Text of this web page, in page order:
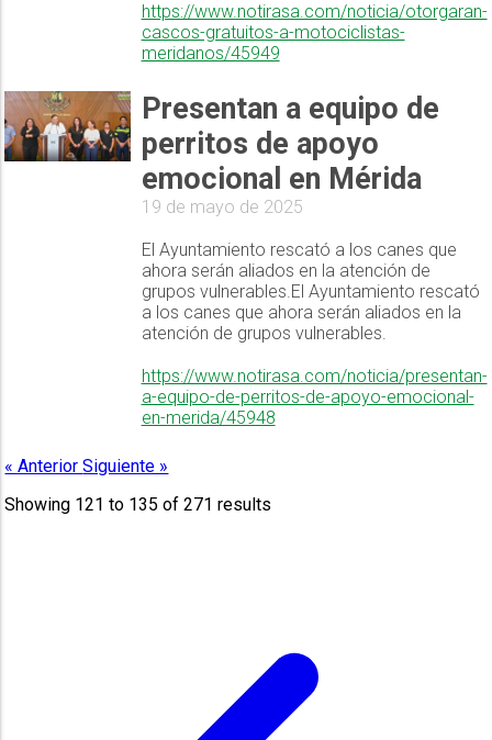
https://www.notirasa.com/noticia/otorgaran-
cascos-gratuitos-a-motociclistas-
meridanos/45949
Presentan a equipo de
perritos de apoyo
emocional en Mérida
19 de mayo de 2025
El Ayuntamiento rescató a los canes que
ahora serán aliados en la atención de
grupos vulnerables.El Ayuntamiento rescató
a los canes que ahora serán aliados en la
atención de grupos vulnerables.
https://www.notirasa.com/noticia/presentan-
a-equipo-de-perritos-de-apoyo-emocional-
en-merida/45948
« AnteriorSiguiente »
Showing 121 to 135 of271 results